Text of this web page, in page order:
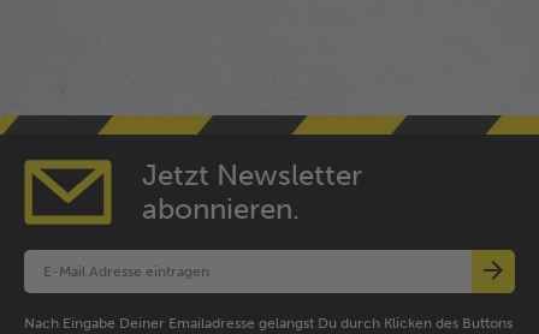
Jetzt Newsletter
abonnieren.
Nach Eingabe Deiner Emailadresse gelangst Du durch Klicken des Buttons